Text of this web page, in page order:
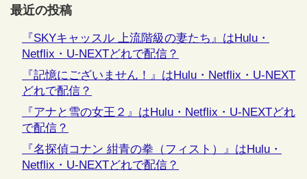
最近の投稿
『SKYキャッスル 上流階級の妻たち』はHulu・
Netflix・U-NEXTどれで配信？
『記憶にございません！』はHulu・Netflix・U-NEXT
どれで配信？
『アナと雪の女王２』はHulu・Netflix・U-NEXTどれ
で配信？
『名探偵コナン 紺青の拳（フィスト）』はHulu・
Netflix・U-NEXTどれで配信？